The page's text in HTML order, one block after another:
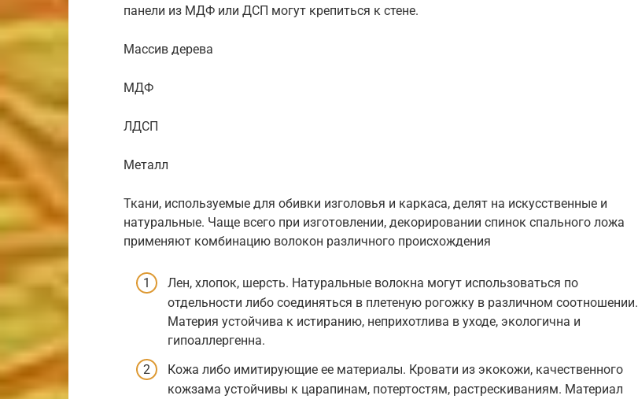
панели из МДФ или ДСП могут крепиться к стене.
Массив дерева
МДФ
ЛДСП
Металл
Ткани, используемые для обивки изголовья и каркаса, делят на искусственные и
натуральные. Чаще всего при изготовлении, декорировании спинок спального ложа
применяют комбинацию волокон различного происхождения
Лен, хлопок, шерсть. Натуральные волокна могут использоваться по
отдельности либо соединяться в плетеную рогожку в различном соотношении.
Материя устойчива к истиранию, неприхотлива в уходе, экологична и
гипоаллергенна.
Кожа либо имитирующие ее материалы. Кровати из экокожи, качественного
кожзама устойчивы к царапинам, потертостям, растрескиваниям. Материал